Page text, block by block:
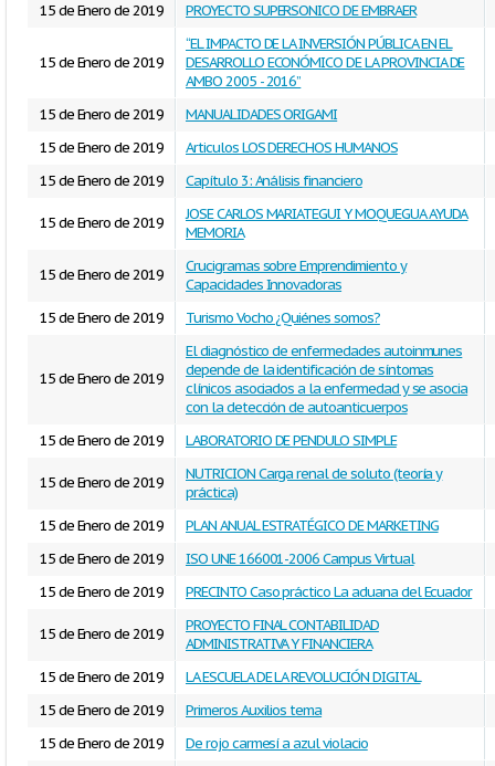
15 de Enero de 2019
PROYECTO SUPERSONICO DE EMBRAER
15 de Enero de 2019
“EL IMPACTO DE LA INVERSIÓN PÚBLICA EN EL
DESARROLLO ECONÓMICO DE LA PROVINCIA DE
AMBO 2005 - 2016”
15 de Enero de 2019
MANUALIDADES ORIGAMI
15 de Enero de 2019
Articulos LOS DERECHOS HUMANOS
15 de Enero de 2019
Capítulo 3: Análisis financiero
15 de Enero de 2019
JOSE CARLOS MARIATEGUI Y MOQUEGUA AYUDA
MEMORIA
15 de Enero de 2019
Crucigramas sobre Emprendimiento y
Capacidades Innovadoras
15 de Enero de 2019
Turismo Vocho ¿Quiénes somos?
15 de Enero de 2019
El diagnóstico de enfermedades autoinmunes
depende de la identificación de síntomas
clínicos asociados a la enfermedad y se asocia
con la detección de autoanticuerpos
15 de Enero de 2019
LABORATORIO DE PENDULO SIMPLE
15 de Enero de 2019
NUTRICION Carga renal de soluto (teoría y
práctica)
15 de Enero de 2019
PLAN ANUAL ESTRATÉGICO DE MARKETING
15 de Enero de 2019
ISO UNE 166001-2006 Campus Virtual
15 de Enero de 2019
PRECINTO Caso práctico La aduana del Ecuador
15 de Enero de 2019
PROYECTO FINAL CONTABILIDAD
ADMINISTRATIVA Y FINANCIERA
15 de Enero de 2019
LA ESCUELA DE LA REVOLUCIÓN DIGITAL
15 de Enero de 2019
Primeros Auxilios tema
15 de Enero de 2019
De rojo carmesí a azul violacio